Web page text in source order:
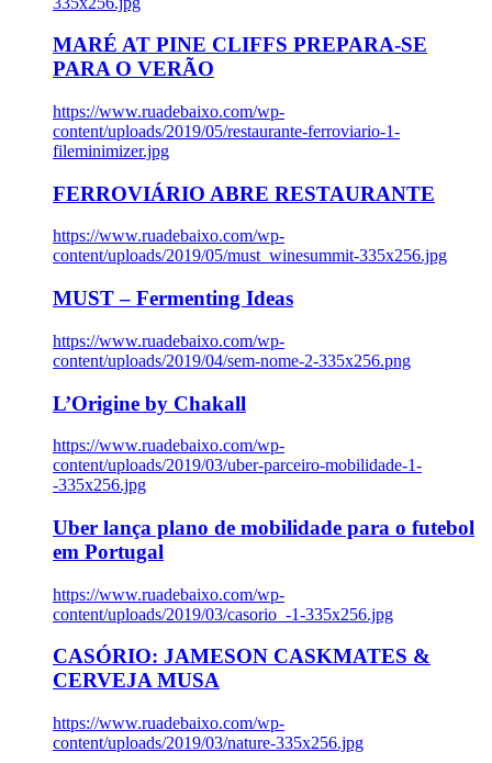
MARÉ AT PINE CLIFFS PREPARA-SE
PARA O VERÃO
https://www.ruadebaixo.com/wp-
content/uploads/2019/05/restaurante-ferroviario-1-
fileminimizer.jpg
FERROVIÁRIO ABRE RESTAURANTE
https://www.ruadebaixo.com/wp-
content/uploads/2019/05/must_winesummit-335x256.jpg
MUST – Fermenting Ideas
https://www.ruadebaixo.com/wp-
content/uploads/2019/04/sem-nome-2-335x256.png
L’Origine by Chakall
https://www.ruadebaixo.com/wp-
content/uploads/2019/03/uber-parceiro-mobilidade-1-
-335x256.jpg
Uber lança plano de mobilidade para o futebol
em Portugal
https://www.ruadebaixo.com/wp-
content/uploads/2019/03/casorio_-1-335x256.jpg
CASÓRIO: JAMESON CASKMATES &
CERVEJA MUSA
https://www.ruadebaixo.com/wp-
content/uploads/2019/03/nature-335x256.jpg